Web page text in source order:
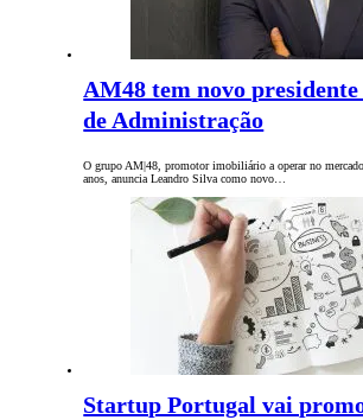
AM48 tem novo presidente
de Administração
O grupo AM|48, promotor imobiliário a operar no
anos, anuncia Leandro Silva como novo…
Startup Portugal vai